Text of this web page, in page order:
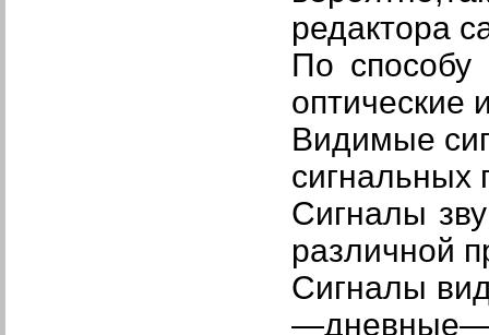
редактора
По способу
оптические
Видимые
сигнальных
Сигналы
различной
Сигналы